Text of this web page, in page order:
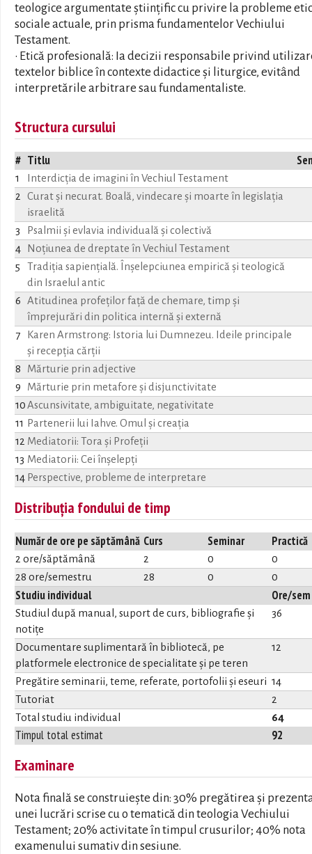
teologice argumentate științific cu privire la probleme
sociale actuale, prin prisma fundamentelor Vechiului
Testament.
• Etică profesională: Ia decizii responsabile privind
textelor biblice în contexte didactice și liturgice, evitând
interpretările arbitrare sau fundamentaliste.
Structura cursului
# Titlu
1
Interdicția de imagini în Vechiul Testament
2
Curat și necurat. Boală, vindecare și moarte în legislația
israelită
3
Psalmii și evlavia individuală și colectivă
4
Noțiunea de dreptate în Vechiul Testament
5
Tradiția sapiențială. Înșelepciunea empirică și teologică
din Israelul antic
6
Atitudinea profeților față de chemare, timp și
împrejurări din politica internă și externă
7
Karen Armstrong: Istoria lui Dumnezeu. Ideile principale
și recepția cărții
8
Mărturie prin adjective
9
Mărturie prin metafore și disjunctivitate
10Ascunsivitate, ambiguitate, negativitate
11
Partenerii lui Iahve. Omul și creația
12 Mediatorii: Tora și Profeții
13 Mediatorii: Cei înșelepți
14 Perspective, probleme de interpretare
Distribuția fondului de timp
Număr de ore pe săptămână Curs Seminar Practică
2 ore/săptămână 2 0
0
28 ore/semestru
28 0 0
Studiu individual Ore/sem
Timpul total estimat 92
Studiul după manual, suport de curs, bibliografie și
notițe
36
Documentare suplimentară în bibliotecă, pe
platformele electronice de specialitate și pe teren
12
Pregătire seminarii, teme, referate, portofolii și eseuri 14
Tutoriat
2
Total studiu individual
64
Examinare
Nota finală se construiește din: 30% pregătirea și
unei lucrări scrise cu o tematică din teologia Vechiului
Testament; 20% activitate în timpul crusurilor; 40% nota
examenului sumativ din sesiune.